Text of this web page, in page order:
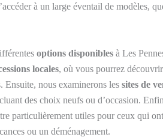
à un large éventail de modèles,
options disponibles à Les
locales, où vous pourrez
Ensuite, nous examinerons les sites de
des choix neufs ou d’occasion.
particulièrement utiles pour ceux qui
ou un déménagement.